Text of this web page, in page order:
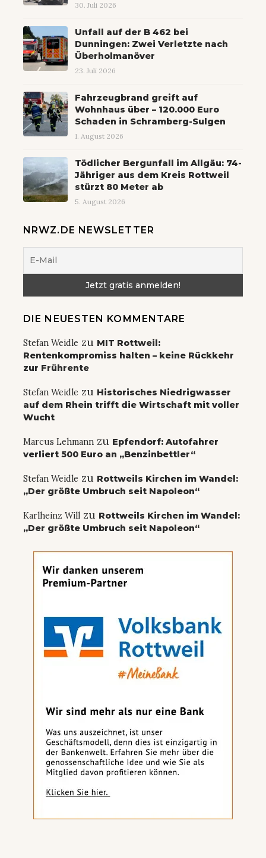
30. Juli 2026
Unfall auf der B 462 bei
Dunningen: Zwei Verletzte nach
Überholmanöver
23. Juli 2026
Fahrzeugbrand greift auf
Wohnhaus über – 120.000 Euro
Schaden in Schramberg-Sulgen
1. August 2026
Tödlicher Bergunfall im Allgäu: 74-
Jähriger aus dem Kreis Rottweil
stürzt 80 Meter ab
5. August 2026
NRWZ.DE NEWSLETTER
DIE NEUESTEN KOMMENTARE
Stefan Weidle zu MIT Rottweil:
Rentenkompromiss halten – keine Rückkehr
zur Frührente
Stefan Weidle zu Historisches Niedrigwasser
auf dem Rhein trifft die Wirtschaft mit voller
Wucht
Marcus Lehmann zu Epfendorf: Autofahrer
verliert 500 Euro an „Benzinbettler“
Stefan Weidle zu Rottweils Kirchen im Wandel:
„Der größte Umbruch seit Napoleon“
Karlheinz Will zu Rottweils Kirchen im Wandel:
„Der größte Umbruch seit Napoleon“